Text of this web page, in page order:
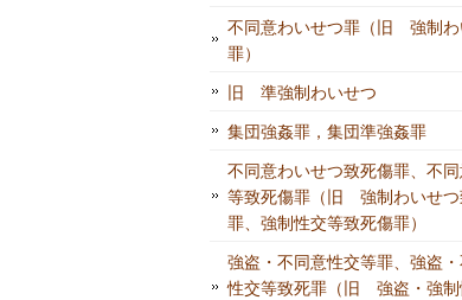
不同意わいせつ罪（旧 強制わ
罪）
旧 準強制わいせつ
集団強姦罪，集団準強姦罪
不同意わいせつ致死傷罪、不
等致死傷罪（旧 強制わいせ
罪、強制性交等致死傷罪）
強盗・不同意性交等罪、強盗
性交等致死罪（旧 強盗・強